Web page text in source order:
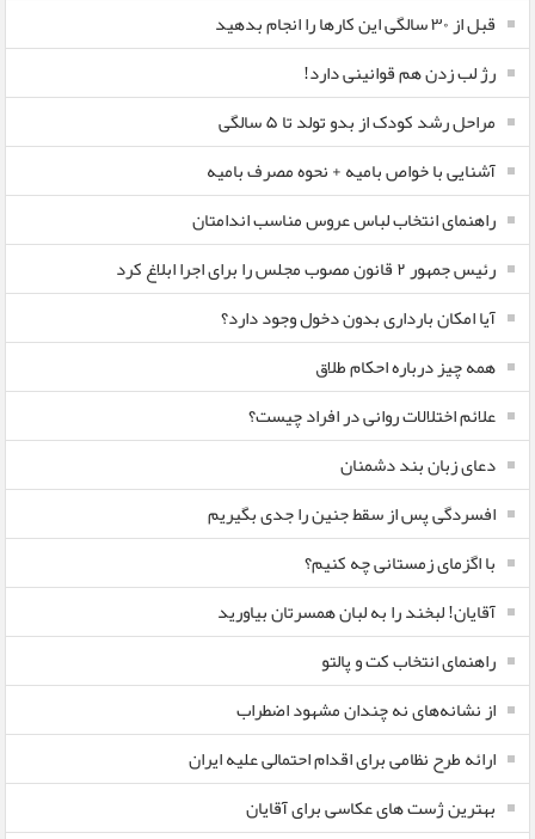
قبل از ۳۰ سالگی این کارها را انجام بدهید
رژ لب زدن هم قوانینی دارد!
مراحل رشد کودک از بدو تولد تا ۵ سالگی
آشنایی با خواص بامیه + نحوه مصرف بامیه
راهنمای انتخاب لباس عروس مناسب اندامتان
رئیس جمهور ۲ قانون مصوب مجلس را برای اجرا ابلاغ کرد
آیا امکان بارداری بدون دخول وجود دارد؟
همه چیز درباره احکام طلاق
علائم اختلالات روانی در افراد چیست؟
دعای زبان بند دشمنان
افسردگی پس از سقط جنین را جدی بگیریم
با اگزمای زمستانی چه کنیم؟
آقایان! لبخند را به لبان همسرتان بیاورید
راهنمای انتخاب کت و پالتو
از نشانه‌های نه چندان مشهود اضطراب
ارائه طرح نظامی برای اقدام احتمالی علیه ایران
بهترین ژست های عکاسی برای آقایان